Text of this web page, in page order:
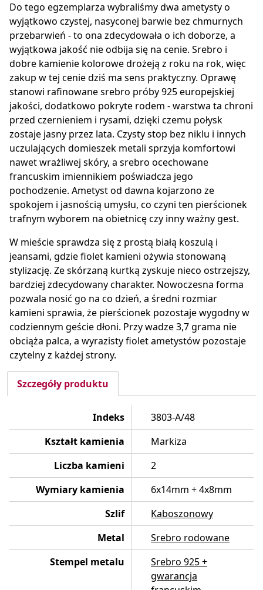
Do tego egzemplarza wybraliśmy dwa ametysty o
wyjątkowo czystej, nasyconej barwie bez chmurnych
przebarwień - to ona zdecydowała o ich doborze, a
wyjątkowa jakość nie odbija się na cenie. Srebro i
dobre kamienie kolorowe drożeją z roku na rok, więc
zakup w tej cenie dziś ma sens praktyczny. Oprawę
stanowi rafinowane srebro próby 925 europejskiej
jakości, dodatkowo pokryte rodem - warstwa ta chroni
przed czernieniem i rysami, dzięki czemu połysk
zostaje jasny przez lata. Czysty stop bez niklu i innych
uczulających domieszek metali sprzyja komfortowi
nawet wrażliwej skóry, a srebro ocechowane
francuskim imiennikiem poświadcza jego
pochodzenie. Ametyst od dawna kojarzono ze
spokojem i jasnością umysłu, co czyni ten pierścionek
trafnym wyborem na obietnicę czy inny ważny gest.
W mieście sprawdza się z prostą białą koszulą i
jeansami, gdzie fiolet kamieni ożywia stonowaną
stylizację. Ze skórzaną kurtką zyskuje nieco ostrzejszy,
bardziej zdecydowany charakter. Nowoczesna forma
pozwala nosić go na co dzień, a średni rozmiar
kamieni sprawia, że pierścionek pozostaje wygodny w
codziennym geście dłoni. Przy wadze 3,7 grama nie
obciąża palca, a wyrazisty fiolet ametystów pozostaje
czytelny z każdej strony.
Szczegóły produktu
Indeks
3803-A/48
Kształt kamienia
Markiza
Liczba kamieni
2
Wymiary kamienia
6x14mm + 4x8mm
Szlif
Kaboszonowy
Metal
Srebro rodowane
Stempel metalu
Srebro 925 +
gwarancja